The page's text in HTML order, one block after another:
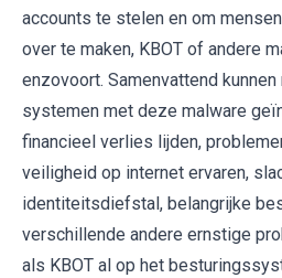
accounts te stelen en om
over te maken, KBOT of andere
enzovoort. Samenvattend
systemen met deze malware
financieel verlies lijden,
veiligheid op internet ervaren,
identiteitsdiefstal, belangrijke
verschillende andere ernstige
als KBOT al op het